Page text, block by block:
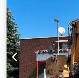
Werkbreedte: 300
staat: zeer goed
informatie Prijs: op
Garantie Garantie:
- Inclusief 3
slotenbak -